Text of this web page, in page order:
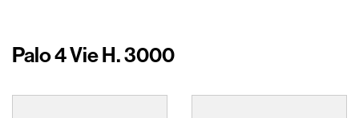
Palo 4 Vie H. 3000